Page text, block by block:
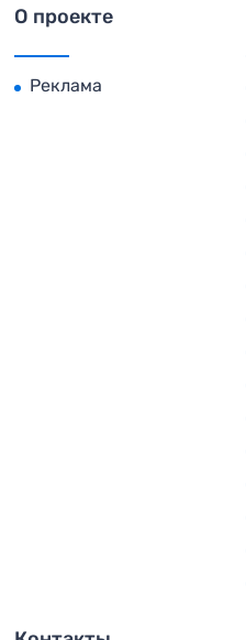
О проекте
Реклама